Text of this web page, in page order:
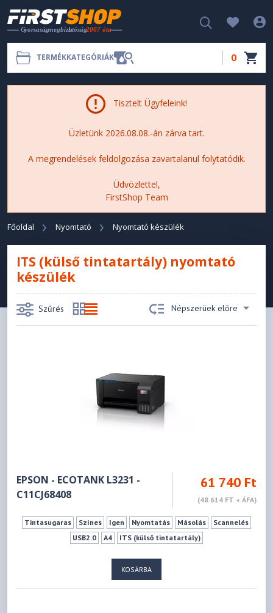
TERMÉKKATEGÓRIÁK 0
Tisztelt Ügyfeleink!
Üzletünk 2026.08.08.-án zárva tart.
A megrendelések feldolgozása zavartalanul folytatódik.
Üdvözlettel,
FirstShop Team
Főoldal Nyomtató Nyomtató készülék
ITS (külső tintatartály) nyomtató
készülék
Szűrés Népszerüek előre
EPSON - ECOTANK L3231 -
C11CJ68408
61 740 Ft
(48 614 FT + ÁFA)
Tintasugaras Színes Igen Nyomtatás Másolás
Scannelés
USB2.0
A4 ITS (külső tintatartály)
KOSÁRBA